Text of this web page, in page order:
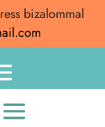
bizalommal